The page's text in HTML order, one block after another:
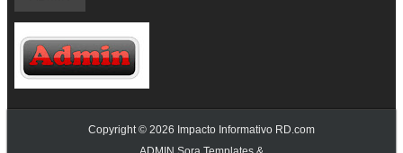
Copyright © 2026 Impacto Informativo RD.com